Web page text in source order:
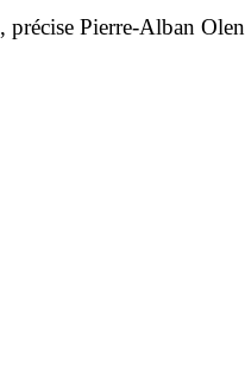
, précise Pierre-Alban